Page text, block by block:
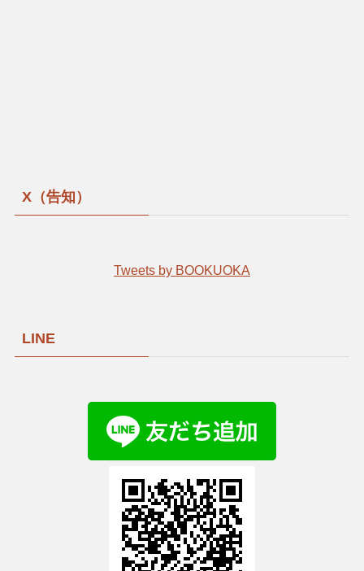
X（告知）
Tweets by BOOKUOKA
LINE